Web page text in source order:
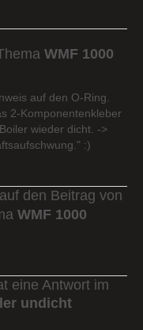
WMF 1000
auf den O-Ring.
2-Komponentenkleber
wieder dicht. ->
:)
auf den Beitrag von
WMF 1000
eine Antwort im
undicht